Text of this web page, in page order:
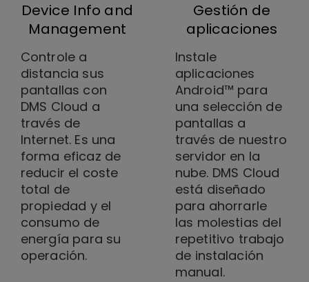
Device Info and
Management
Controle a
distancia sus
pantallas con
DMS Cloud a
través de
Internet. Es una
forma eficaz de
reducir el coste
total de
propiedad y el
consumo de
energía para su
operación.
Gestión de
aplicaciones
Instale
aplicaciones
Android™ para
una selección de
pantallas a
través de nuestro
servidor en la
nube. DMS Cloud
está diseñado
para ahorrarle
las molestias del
repetitivo trabajo
de instalación
manual.